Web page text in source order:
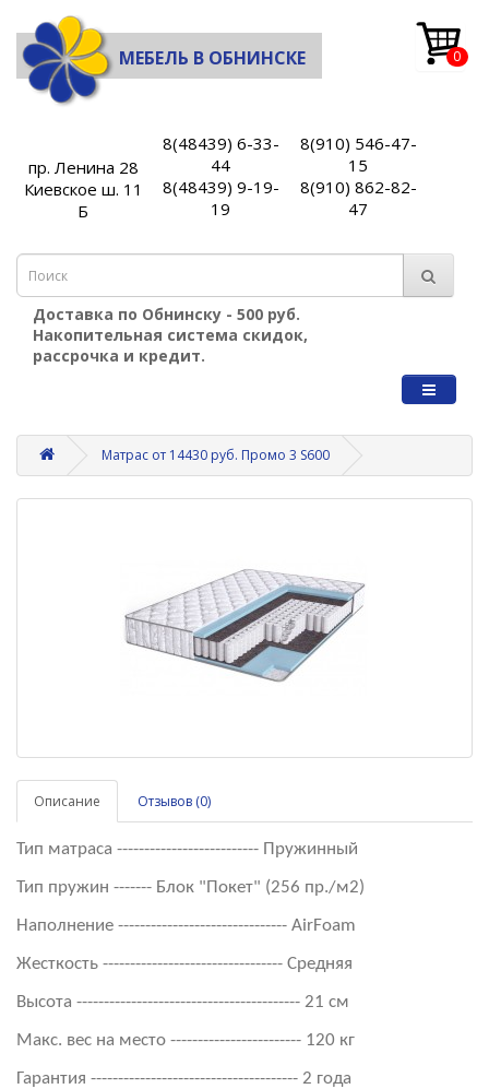
МЕБЕЛЬ В ОБНИНСКЕ 0
пр. Ленина 28
Киевское ш. 11
Б
8(48439) 6-33-
44
8(48439) 9-19-
19
8(910) 546-47-
15
8(910) 862-82-
47
Доставка по Обнинску - 500 руб.
Накопительная система скидок,
рассрочка и кредит.
Матрас от 14430 руб. Промо 3 S600
Описание Отзывов (0)
Тип матраса -------------------------- Пружинный
Тип пружин ------- Блок "Покет" (256 пр./м2)
Наполнение ------------------------------- AirFoam
Жесткость --------------------------------- Средняя
Высота ----------------------------------------- 21 см
Макс. вес на место ------------------------ 120 кг
Гарантия -------------------------------------- 2 года